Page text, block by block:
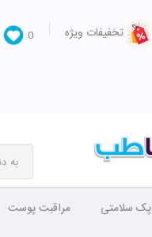
تخفیفات ویژه 0
پک سلامتی مراقبت پوست